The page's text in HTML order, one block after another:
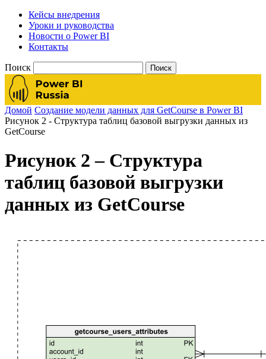
Кейсы внедрения
Уроки и руководства
Новости о Power BI
Контакты
Поиск
Домой Создание модели данных для GetCourse в Power BI
Рисунок 2 - Структура таблиц базовой выгрузки данных из
GetCourse
Рисунок 2 – Структура
таблиц базовой выгрузки
данных из GetCourse